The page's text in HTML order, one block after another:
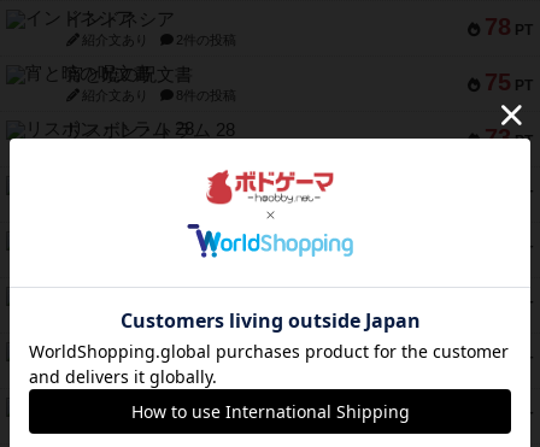
78 PT
インドネシア
紹介文あり 2件の投稿
75 PT
宵と暁の呪文書
紹介文あり 8件の投稿
73 PT
リスボン・トラム 28
PT
1件の投稿
PT
1件の投稿
PT
紹介文なし 1件の投稿
59 PT
スモールワールド
紹介文あり 13件の投稿
PT
ギャンブラー